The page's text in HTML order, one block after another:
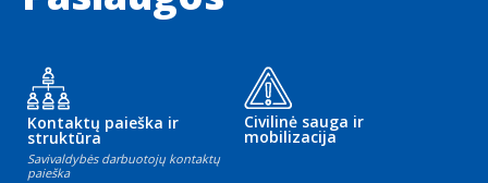
Kontaktų paieška ir
struktūra
Savivaldybės darbuotojų kontaktų
paieška
Civilinė sauga ir
mobilizacija